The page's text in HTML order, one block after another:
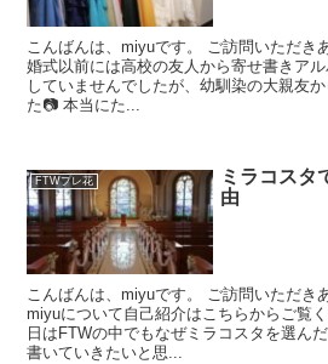
こんばんは、miyuです。 ご訪問いただき
婚式以前には高校の友人から寄せ書きア
していませんでしたが、幼馴染の大親友
た📷 本当にた...
FTWプレ花
ミラコスタ
由
こんばんは、miyuです。 ご訪問いただき
miyuについて自己紹介はこちらからご
日はFTWの中でもなぜミラコスタを選ん
書いていきたいと思...